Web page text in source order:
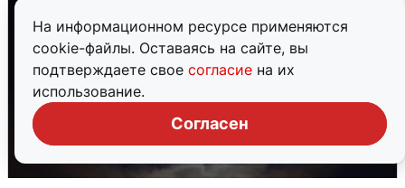
На информационном ресурсе применяются
cookie-файлы. Оставаясь на сайте, вы
подтверждаете свое согласие на их
использование.
Согласен